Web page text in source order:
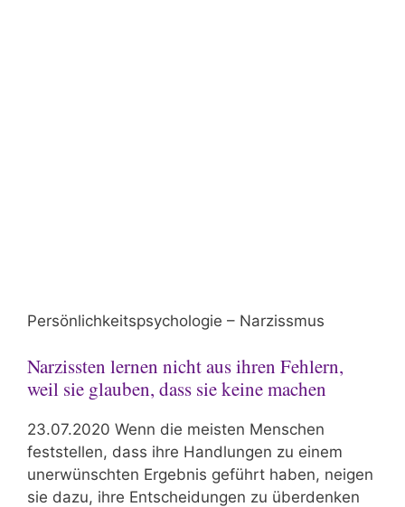
Persönlichkeitspsychologie – Narzissmus
Narzissten lernen nicht aus ihren Fehlern,
weil sie glauben, dass sie keine machen
23.07.2020 Wenn die meisten Menschen
feststellen, dass ihre Handlungen zu einem
unerwünschten Ergebnis geführt haben, neigen
sie dazu, ihre Entscheidungen zu überdenken